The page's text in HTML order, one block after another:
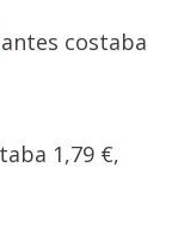
costaba
1,79 €,